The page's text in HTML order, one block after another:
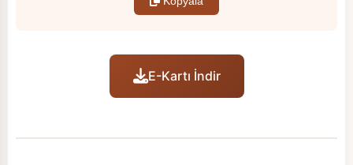
E-Kartı İndir